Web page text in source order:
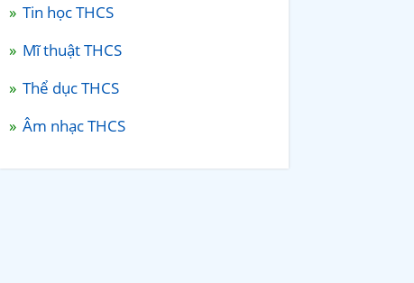
Tin học THCS
Mĩ thuật THCS
Thể dục THCS
Âm nhạc THCS